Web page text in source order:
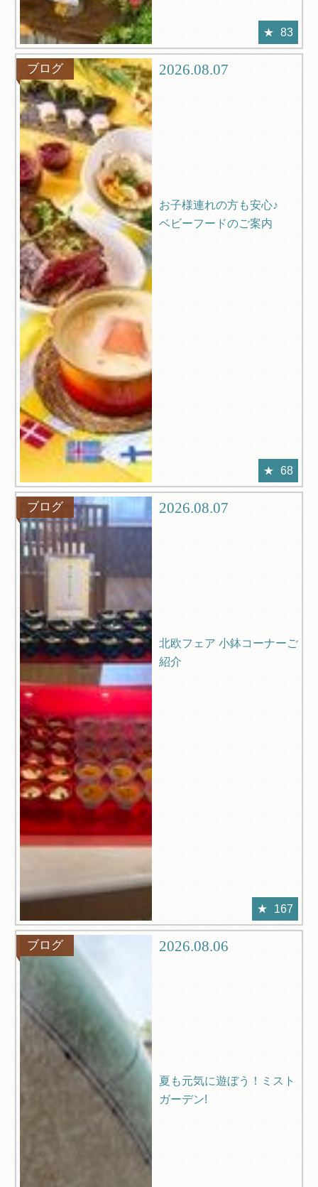
83
ブログ 2026.08.07
お子様連れの方も安心♪
ベビーフードのご案内
68
ブログ 2026.08.07
北欧フェア 小鉢コーナーご
紹介
167
ブログ 2026.08.06
夏も元気に遊ぼう！ミスト
ガーデン!